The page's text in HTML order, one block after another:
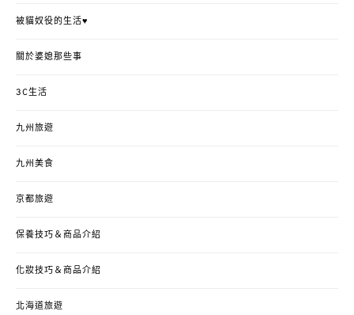
被貓奴役的生活♥
關於婆媳那些事
3C生活
九州旅遊
九州美食
京都旅遊
保養技巧＆商品介紹
化妝技巧＆商品介紹
北海道旅遊